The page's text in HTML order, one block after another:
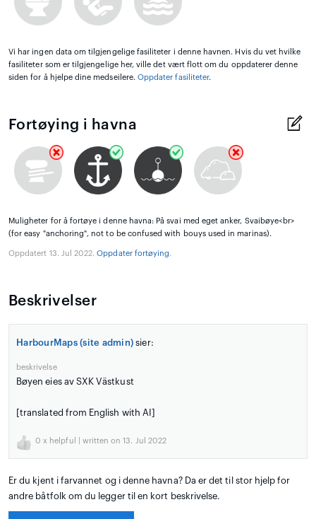
Vi har ingen data om tilgjengelige fasiliteter i denne havnen. Hvis du vet hvilke
fasiliteter som er tilgjengelige her, ville det vært flott om du oppdaterer denne
siden for å hjelpe dine medseilere. Oppdater fasiliteter.
Fortøying i havna
Muligheter for å fortøye i denne havna: På svai med eget anker, Svaibøye<br>
(for easy "anchoring", not to be confused with bouys used in marinas).
Oppdatert 13. Jul 2022.Oppdater fortøying.
Beskrivelser
HarbourMaps (site admin) sier:
beskrivelse
Bøyen eies av SXK Västkust
[translated from English with AI]
0 x helpful | written on 13. Jul 2022
Er du kjent i farvannet og i denne havna? Da er det til stor hjelp for
andre båtfolk om du legger til en kort beskrivelse.